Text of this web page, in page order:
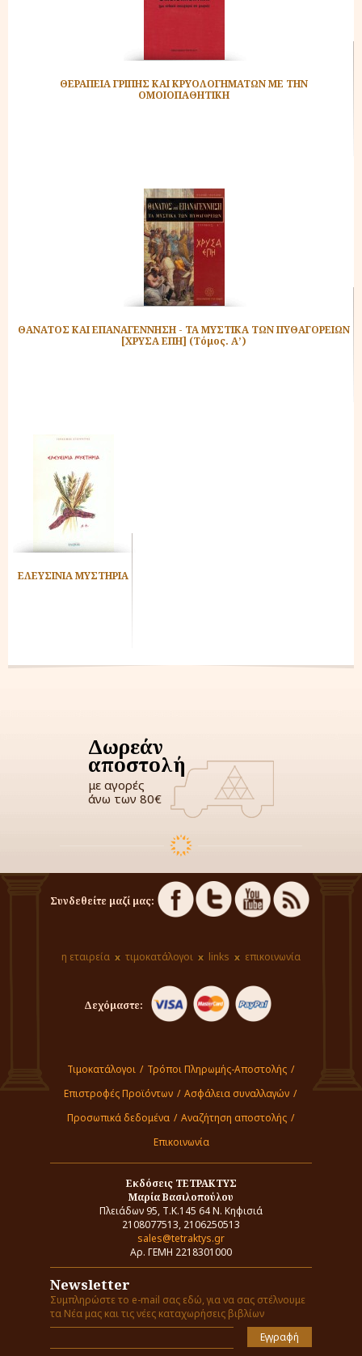
ΘΕΡΑΠΕΙΑ ΓΡΙΠΗΣ ΚΑΙ ΚΡΥΟΛΟΓΗΜΑΤΩΝ ΜΕ ΤΗΝ
ΟΜΟΙΟΠΑΘΗΤΙΚΗ
ΘΑΝΑΤΟΣ ΚΑΙ ΕΠΑΝΑΓΕΝΝΗΣΗ - ΤΑ ΜΥΣΤΙΚΑ ΤΩΝ ΠΥΘΑΓΟΡΕΙΩΝ
[ΧΡΥΣΑ ΕΠΗ] (Τόμος. Α’)
ΕΛΕΥΣΙΝΙΑ ΜΥΣΤΗΡΙΑ
Δωρεάν
αποστολή
με αγορές
άνω των 80€
Συνδεθείτε μαζί μας:
η εταιρεία τιμοκατάλογοι links επικοινωνία
Δεχόμαστε:
Τιμοκατάλογοι / Τρόποι Πληρωμής-Αποστολής /
Επιστροφές Προϊόντων / Ασφάλεια συναλλαγών /
Προσωπικά δεδομένα / Αναζήτηση αποστολής /
Επικοινωνία
Εκδόσεις ΤΕΤΡΑΚΤΥΣ
Μαρία Βασιλοπούλου
Πλειάδων 95, Τ.Κ.145 64 Ν. Κηφισιά
2108077513, 2106250513
sales@tetraktys.gr
Αρ. ΓΕΜΗ 2218301000
Newsletter
Συμπληρώστε το e-mail σας εδώ, για να σας στέλνουμε
τα Νέα μας και τις νέες καταχωρήσεις βιβλίων